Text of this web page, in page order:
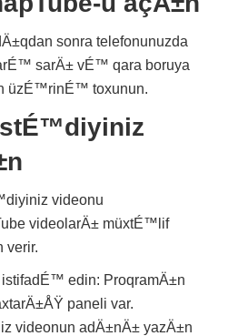
sonra telefonunuzda
sarÄ± vÉ™ qara boruya
üzÉ™rinÉ™ toxunun.
videonu
videolarÄ± müxtÉ™lif
verir.
edin: ProqramÄ±n
paneli var.
adÄ±nÄ± yazÄ±n